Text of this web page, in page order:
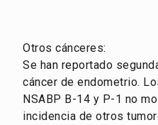
Otros cánceres:
Se han reportado
cáncer de endometrio.
NSABP B-14 y P-1 no
incidencia de otros